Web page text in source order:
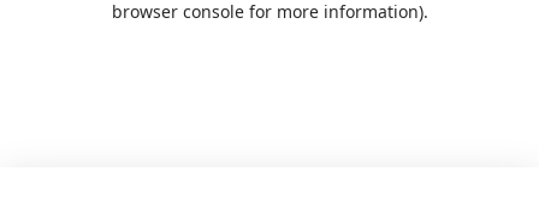
browser console for more information).